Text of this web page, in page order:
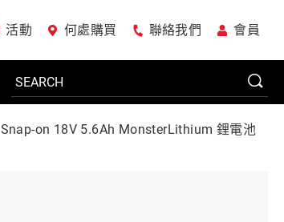
活動 何處購買 聯絡我們 會員
Snap-on 18V 5.6Ah MonsterLithium 鋰電池